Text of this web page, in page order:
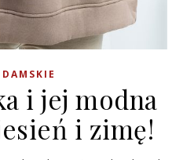
i jej modna
i zimę!